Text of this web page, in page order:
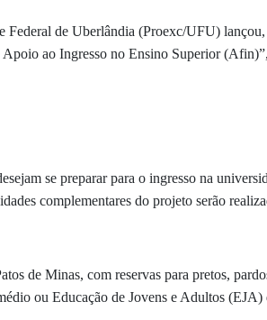
de Uberlândia (Proexc/UFU)
ao Ingresso no Ensino Superior
se preparar para o ingresso na
complementares do projeto serão
de Minas, com reservas para pretos,
ou Educação de Jovens e Adultos